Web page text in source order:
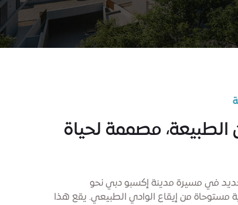
مصممة لحياة
في مسيرة مدينة إكسبو دبي نحو
مستوحاة من إيقاع الوادي الطبيعي. يقع هذا